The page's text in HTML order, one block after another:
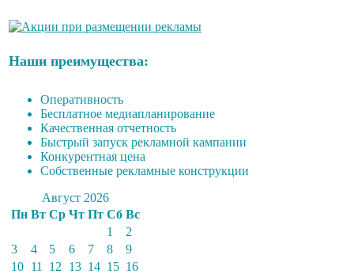
Наши преимущества:
Оперативность
Бесплатное медиапланирование
Качественная отчетность
Быстрый запуск рекламной кампании
Конкурентная цена
Собственные рекламные конструкции
Август 2026
Пн Вт Ср Чт Пт Сб Вс
1
2
3
4 5 6 7 8
9
10 11 12 13 14 15 16